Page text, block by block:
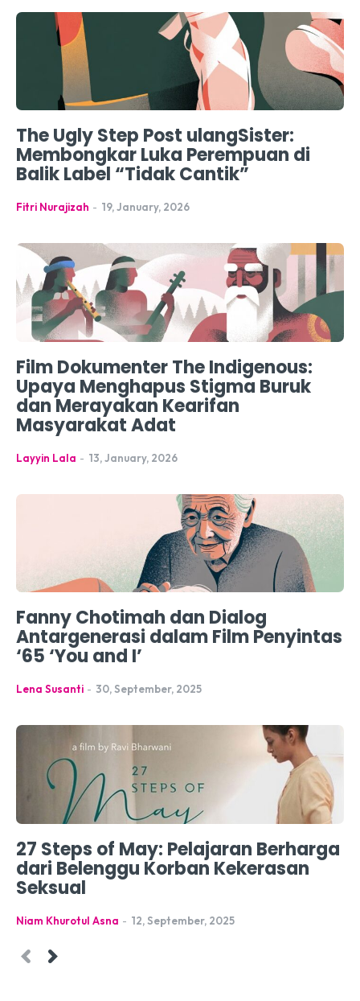
The Ugly Step Post ulangSister:
Membongkar Luka Perempuan di
Balik Label “Tidak Cantik”
Fitri Nurajizah - 19, January, 2026
Film Dokumenter The Indigenous:
Upaya Menghapus Stigma Buruk
dan Merayakan Kearifan
Masyarakat Adat
Layyin Lala - 13, January, 2026
Fanny Chotimah dan Dialog
Antargenerasi dalam Film Penyintas
‘65 ‘You and I’
Lena Susanti - 30, September, 2025
27 Steps of May: Pelajaran Berharga
dari Belenggu Korban Kekerasan
Seksual
Niam Khurotul Asna - 12, September, 2025